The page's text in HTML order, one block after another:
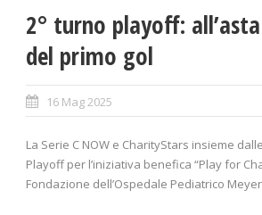
2° turno playoff:
del primo gol
16 Mag 2025
La Serie C NOW e CharityStars insieme
Playoff per l’iniziativa benefica “Play for
Fondazione dell’Ospedale Pediatrico